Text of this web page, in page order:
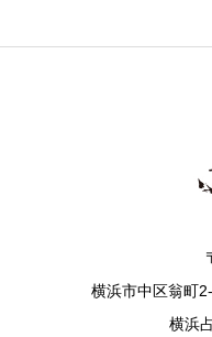
横浜市中区翁町
横浜